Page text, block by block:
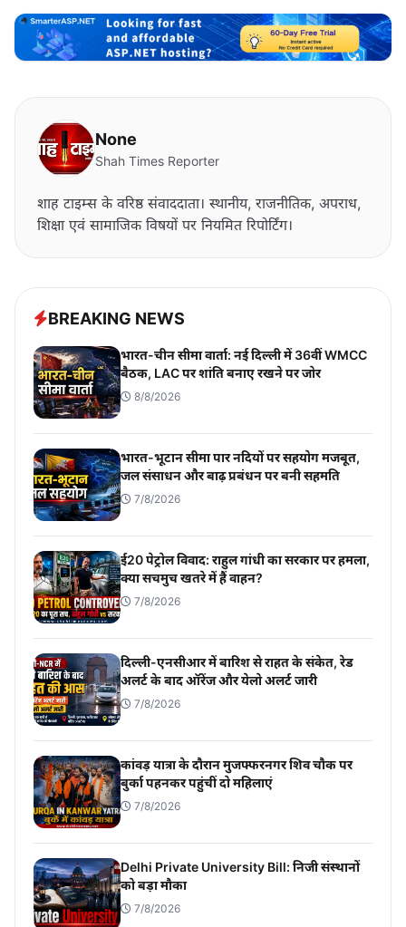
None
Shah Times Reporter
शाह टाइम्स के वरिष्ठ संवाददाता। स्थानीय, राजनीतिक, अपराध,
शिक्षा एवं सामाजिक विषयों पर नियमित रिपोर्टिंग।
BREAKING NEWS
भारत-चीन सीमा वार्ता: नई दिल्ली में 36वीं WMCC
बैठक, LAC पर शांति बनाए रखने पर जोर
8/8/2026
भारत-भूटान सीमा पार नदियों पर सहयोग मजबूत,
जल संसाधन और बाढ़ प्रबंधन पर बनी सहमति
7/8/2026
ई20 पेट्रोल विवाद: राहुल गांधी का सरकार पर हमला,
क्या सचमुच खतरे में हैं वाहन?
7/8/2026
दिल्ली-एनसीआर में बारिश से राहत के संकेत, रेड
अलर्ट के बाद ऑरेंज और येलो अलर्ट जारी
7/8/2026
कांवड़ यात्रा के दौरान मुजफ्फरनगर शिव चौक पर
बुर्का पहनकर पहुंचीं दो महिलाएं
7/8/2026
Delhi Private University Bill: निजी संस्थानों
को बड़ा मौका
7/8/2026